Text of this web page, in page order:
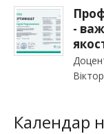
-
Календар